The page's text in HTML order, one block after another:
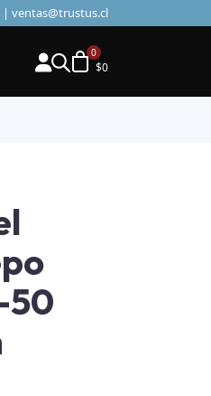
| ventas@trustus.cl
$0
50